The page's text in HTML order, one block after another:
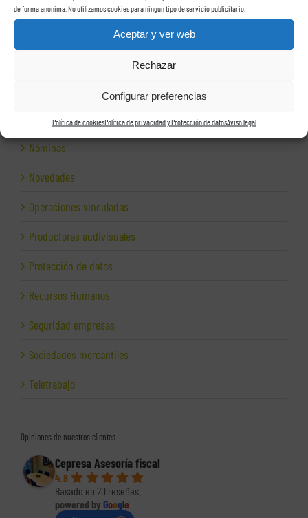
de forma anónima. No utilizamos cookies para ningún tipo de servicio publicitario.
Aceptar y ver web
Rechazar
Configurar preferencias
Política de cookiesPolítica de privacidad y Protección de datosAviso legal
Internet para empresas
Nóminas
Novedades
Operaciones vinculadas
Productoras audivisuales
Protección de datos
Recursos Humanos
Seguridad empresas
Sociedades mercantiles
Teletrabajo
Opiniones de nuestros clientes
Cepresa Asesoría fiscal
4.8
Basado en 20 reseñas.
powered by Google